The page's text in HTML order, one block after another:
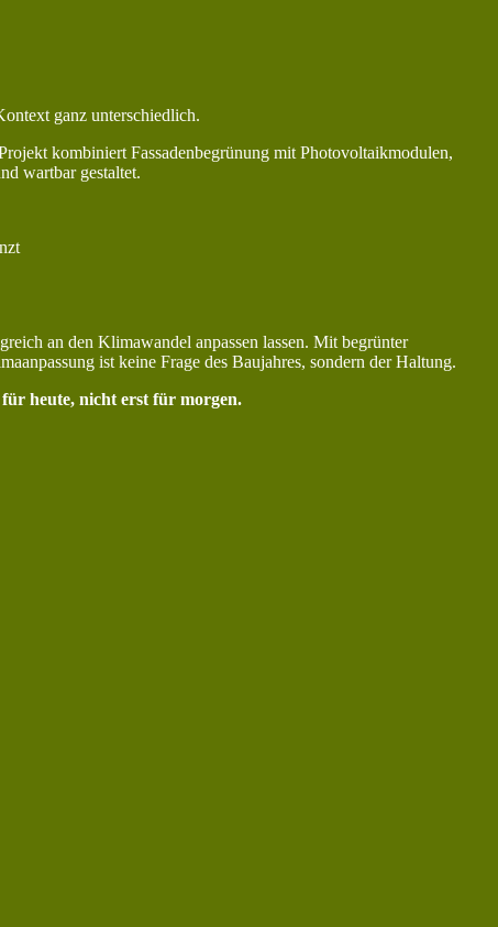
ganz unterschiedlich.
kombiniert Fassadenbegrünung mit Photovoltaikmodulen,
wartbar gestaltet.
an den Klimawandel anpassen lassen. Mit begrünter
ist keine Frage des Baujahres, sondern der Haltung.
für heute, nicht erst für morgen.